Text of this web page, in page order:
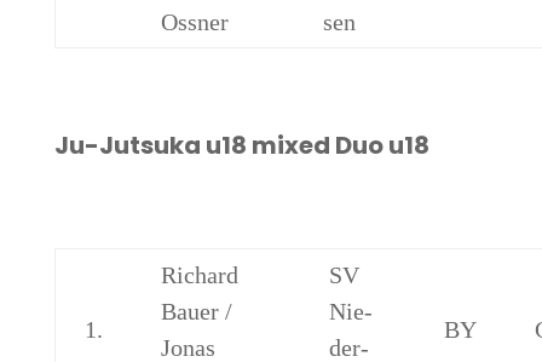
Ossner
sen
Ju-Jut­suka u18 mixed Duo u18
1.
Richard
Bau­er /
Jonas
SV
Nie­
der­
BY